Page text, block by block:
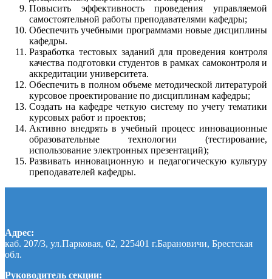
Повысить эффективность проведения управляемой
самостоятельной работы преподавателями кафедры;
Обеспечить учебными программами новые дисциплины
кафедры.
Разработка тестовых заданий для проведения контроля
качества подготовки студентов в рамках самоконтроля и
аккредитации университета.
Обеспечить в полном объеме методической литературой
курсовое проектирование по дисциплинам кафедры;
Создать на кафедре четкую систему по учету тематики
курсовых работ и проектов;
Активно внедрять в учебный процесс инновационные
образовательные технологии (тестирование,
использование электронных презентаций);
Развивать инновационную и педагогическую культуру
преподавателей кафедры.
Адрес:
каб. 207/3, ул.Парковая, 62, 225401 г.Барановичи, Брестская
обл.
Руководитель секции: